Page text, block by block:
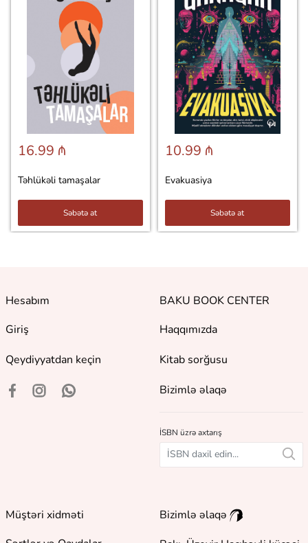
16.99 ₼
Təhlükəli tamaşalar
Səbətə at
10.99 ₼
Evakuasiya
Səbətə at
Hesabım
Giriş
Qeydiyyatdan keçin
BAKU BOOK CENTER
Haqqımızda
Kitab sorğusu
Bizimlə əlaqə
İSBN üzrə axtarış
Müştəri xidməti
Bizimlə əlaqə